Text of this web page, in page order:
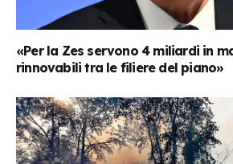
«Per la Zes servono 4 miliardi in
rinnovabili tra le filiere del piano»